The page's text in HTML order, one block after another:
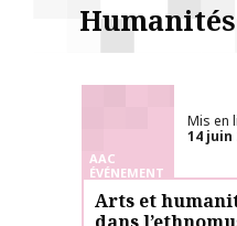
AAC
ÉVÉNEMENT
Mis en
14 juin
Arts et